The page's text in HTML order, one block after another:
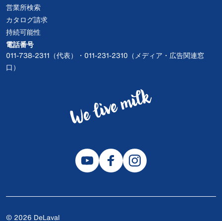
営業所検索
カタログ請求
持続可能性
電話番号
011-738-2311（代表）・011-231-2310（メディア・広告関連窓
口）
© 2026 DeLaval